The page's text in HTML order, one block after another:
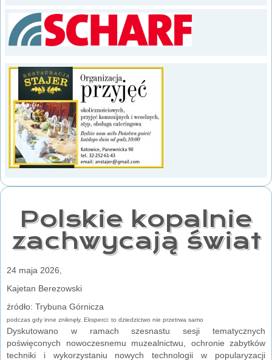
Polskie kopalnie
zachwycają świat
24 maja 2026,
Kajetan Berezowski
źródło: Trybuna Górnicza
podczas gdy inne zniknęły. Eksperci: to dziedzictwo nie przetrwa samo
Dyskutowano w ramach szesnastu sesji tematycznych
poświęconych nowoczesnemu muzealnictwu, ochronie zabytków
techniki i wykorzystaniu nowych technologii w popularyzacji